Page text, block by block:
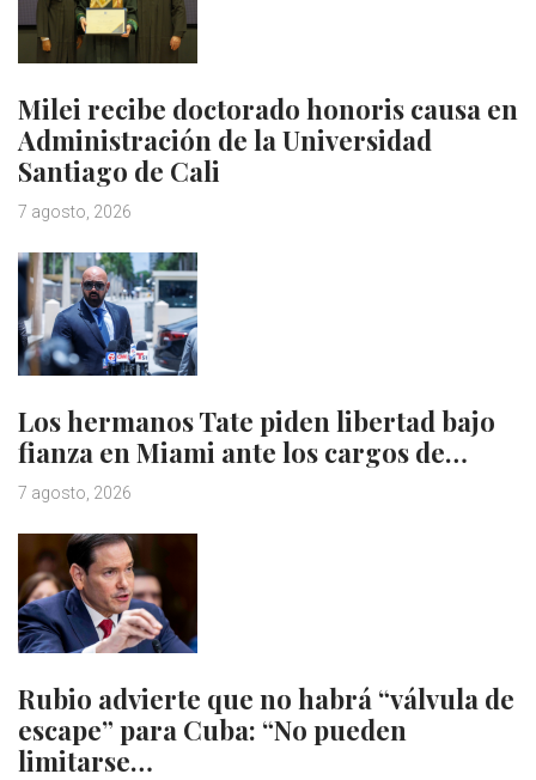
Milei recibe doctorado honoris causa en
Administración de la Universidad
Santiago de Cali
7 agosto, 2026
Los hermanos Tate piden libertad bajo
fianza en Miami ante los cargos de…
7 agosto, 2026
Rubio advierte que no habrá “válvula de
escape” para Cuba: “No pueden
limitarse…